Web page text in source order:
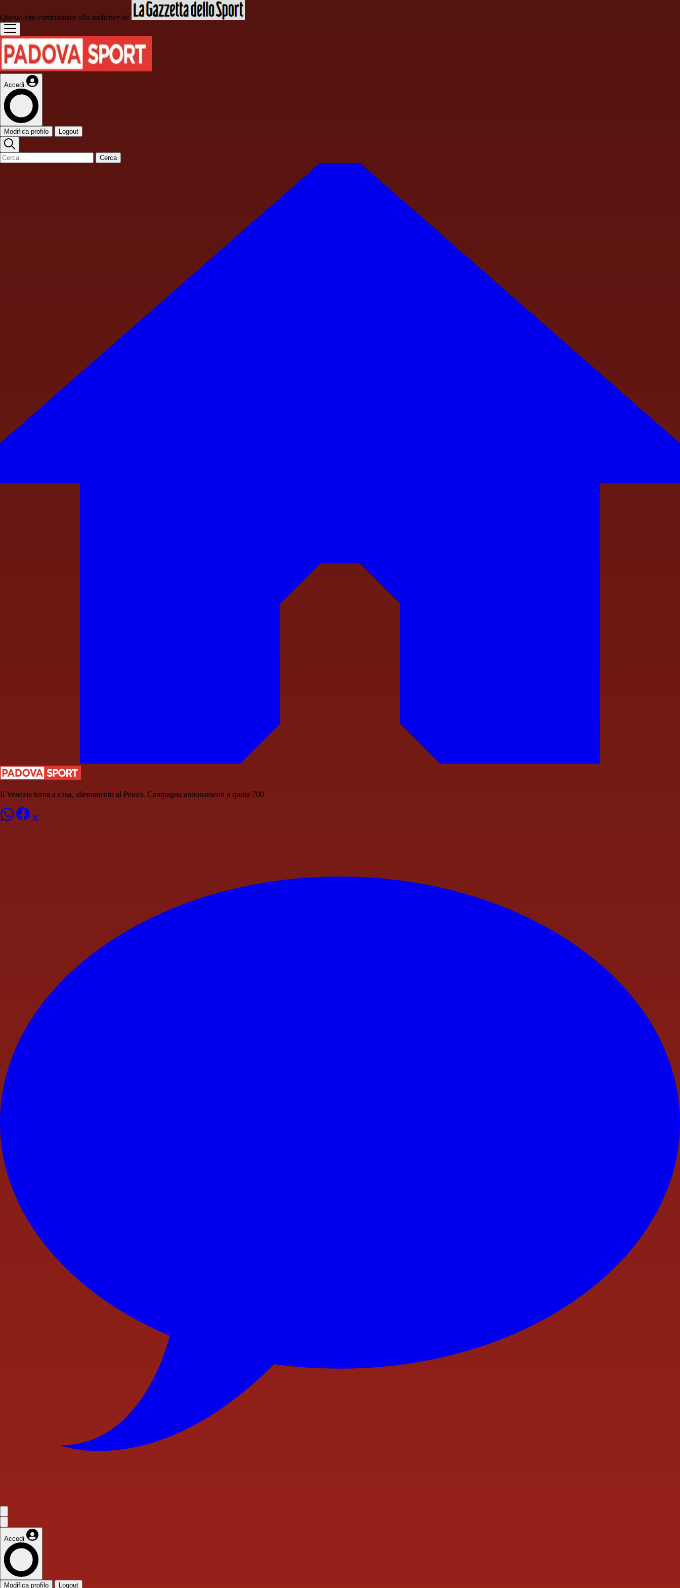
Questo sito contribuisce alla audience de
Accedi
Modifica profilo Logout
Cerca
Il Venezia torna a casa, allenamento al Penzo. Campagna abbonamenti a quota 700
Accedi
Modifica profilo Logout